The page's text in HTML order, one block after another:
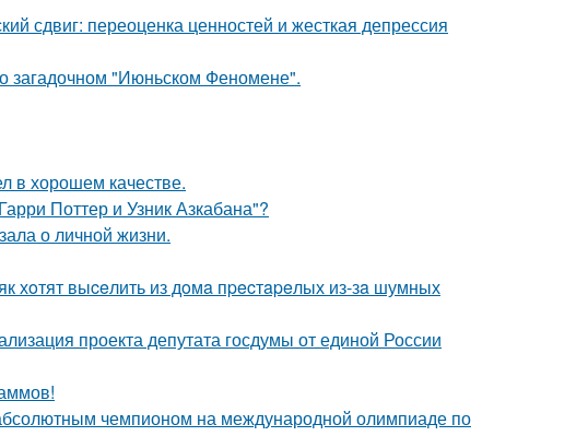
сдвиг: переоценка ценностей и жесткая депрессия
загадочном "Июньском Феномене".
в хорошем качестве.
Поттер и Узник Азкабана"?
о личной жизни.
хoтят выceлить из дoмa пpecтapeлых из-зa шумных
проекта депутата госдумы от единой России
чемпионом на международной олимпиаде по